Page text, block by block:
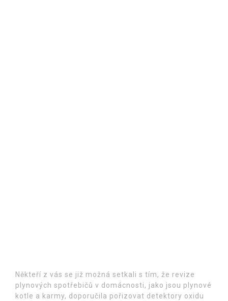
Někteří z vás se již možná setkali s tím, že revize
plynových spotřebičů v domácnosti, jako jsou plynové
kotle a karmy, doporučila pořizovat detektory oxidu